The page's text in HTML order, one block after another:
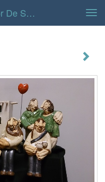
Jos Cremers - Op Zeuk Naor De Ster